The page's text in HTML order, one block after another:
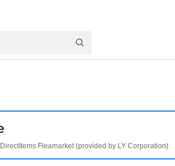
Fleamarket (provided by LY Corporation)